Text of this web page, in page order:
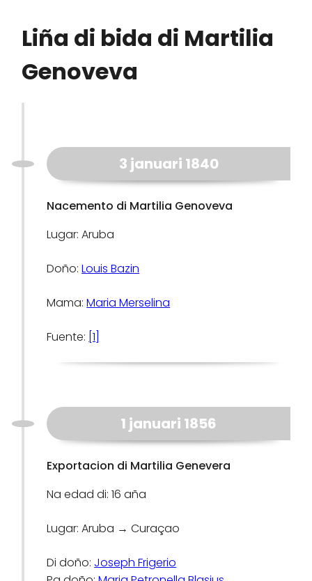
Liña di bida di Martilia
Genoveva
3 januari 1840
Nacemento di Martilia Genoveva
Lugar: Aruba
Doño:Louis Bazin
Mama:Maria Merselina
Fuente: [1]
1 januari 1856
Exportacion di Martilia Genevera
Na edad di: 16 aña
Lugar: Aruba → Curaçao
Di doño: Joseph Frigerio